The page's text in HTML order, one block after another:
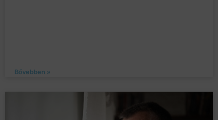
Bővebben »